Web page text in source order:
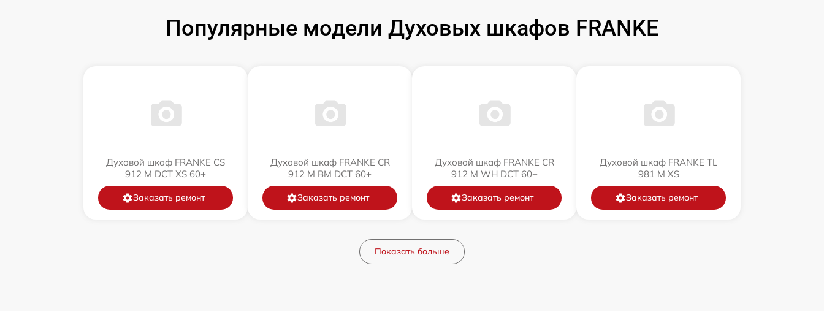
Популярные модели Духовых шкафов FRANKE
Духовой шкаф FRANKE CS
912 M DCT XS 60+
Заказать ремонт
Духовой шкаф FRANKE CR
912 M BM DCT 60+
Заказать ремонт
Духовой шкаф FRANKE CR
912 M WH DCT 60+
Заказать ремонт
Духовой шкаф FRANKE TL
981 M XS
Заказать ремонт
Показать больше